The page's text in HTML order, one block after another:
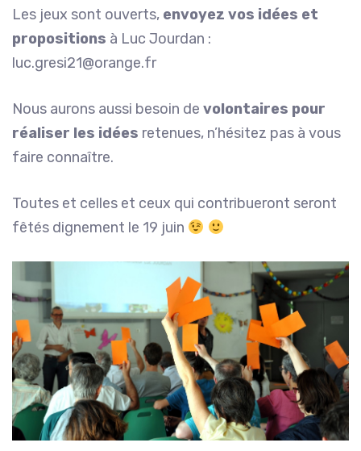
Les jeux sont ouverts, envoyez vos idées et
propositions à Luc Jourdan :
luc.gresi21@orange.fr
Nous aurons aussi besoin de volontaires pour
réaliser les idées retenues, n’hésitez pas à vous
faire connaître.
Toutes et celles et ceux qui contribueront seront
fêtés dignement le 19 juin